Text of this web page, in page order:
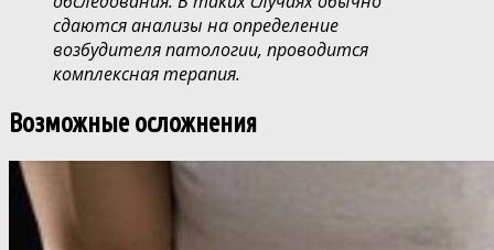
сдаются анализы на определение
возбудителя патологии, проводится
комплексная терапия.
Возможные осложнения